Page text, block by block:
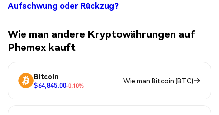
Aufschwung oder Rückzug?
Wie man andere Kryptowährungen auf
Phemex kauft
Bitcoin
$64,845.00-0.10%
Wie man Bitcoin (BTC)